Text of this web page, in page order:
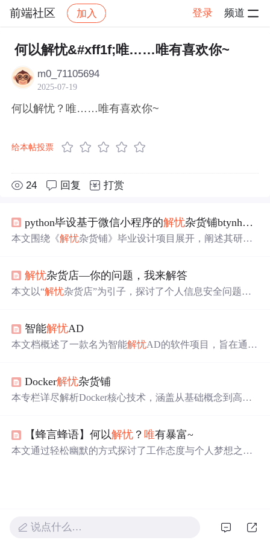
前端社区 加入 登录 频道
社区 前端社区 感慨 帖子详情
何以解忧&#xff1f;唯……唯有喜欢你~
m0_71105694
2025-07-19
何以解忧？唯……唯有喜欢你~
给本帖投票
24 回复 打赏
python毕设基于微信小程序的解忧杂货铺btynh程序+论文
本文围绕《解忧杂货铺》毕业设计项目展开，阐述其研究
t，后端用Python3.7.7、Flask、MySQL，还说明了开发工
具、流程及使用者指南。
解忧杂货店—你的问题，我来解答
本文以“解忧杂货店”为引子，探讨了个人信息安全问题频
关的重要新闻。
智能解忧AD
本文档概述了一款名为智能解忧AD的软件项目，旨在通过
并涉及软件开发的多个阶段。
Docker解忧杂货铺
本专栏详尽解析Docker核心技术，涵盖从基础概念到高级
er。
【蜂言蜂语】何以解忧 ？唯有暴富~
本文通过轻松幽默的方式探讨了工作态度与个人梦想之间
说点什么…